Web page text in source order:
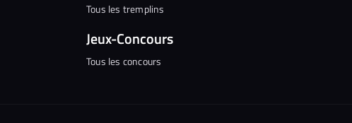
Tous les tremplins
Jeux-Concours
Tous les concours